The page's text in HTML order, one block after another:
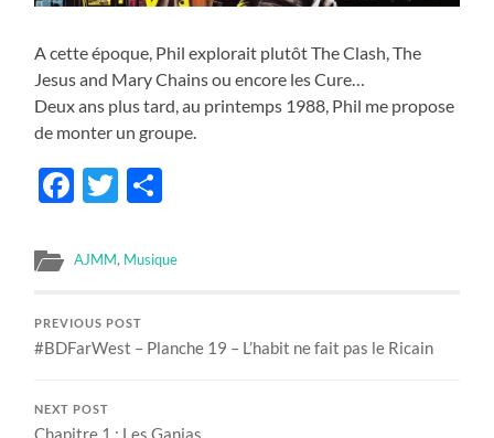
A cette époque, Phil explorait plutôt The Clash, The
Jesus and Mary Chains ou encore les Cure…
Deux ans plus tard,au printemps 1988, Phil me propose
de monter un groupe.
Facebook
Twitter
AJMM, Musique
PREVIOUS POST
#BDFarWest – Planche 19 – L’habit ne fait pas le Ricain
NEXT POST
Chapitre 1 : Les Ganjas